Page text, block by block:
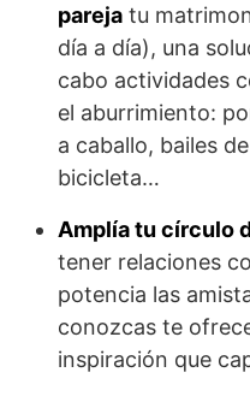
pareja tu
día a día), una
cabo actividades
el aburrimiento:
a caballo, bailes
bicicleta…
Amplía tu círculo
tener relaciones
potencia las
conozcas te
inspiración que